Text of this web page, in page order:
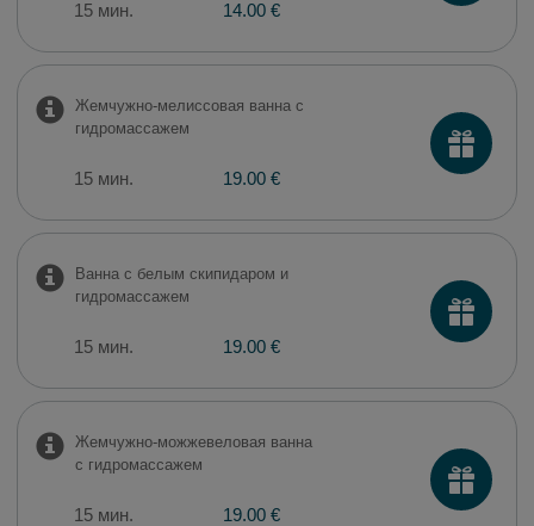
15 мин. 14.00 €
Жемчужно-мелиссовая ванна с
гидромассажем
15 мин. 19.00 €
Ванна с белым скипидаром и
гидромассажем
15 мин. 19.00 €
Жемчужно-можжевеловая ванна
с гидромассажем
15 мин. 19.00 €